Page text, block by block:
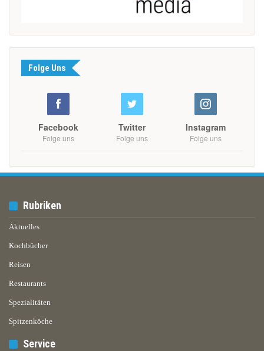
Folge Uns
Facebook
Folge uns
Twitter
Folge uns
Instagram
Folge uns
Rubriken
Aktuelles
Kochbücher
Reisen
Restaurants
Spezialitäten
Spitzenköche
Service